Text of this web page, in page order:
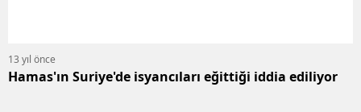
13 yıl önce
Hamas'ın Suriye'de isyancıları eğittiği iddia ediliyor